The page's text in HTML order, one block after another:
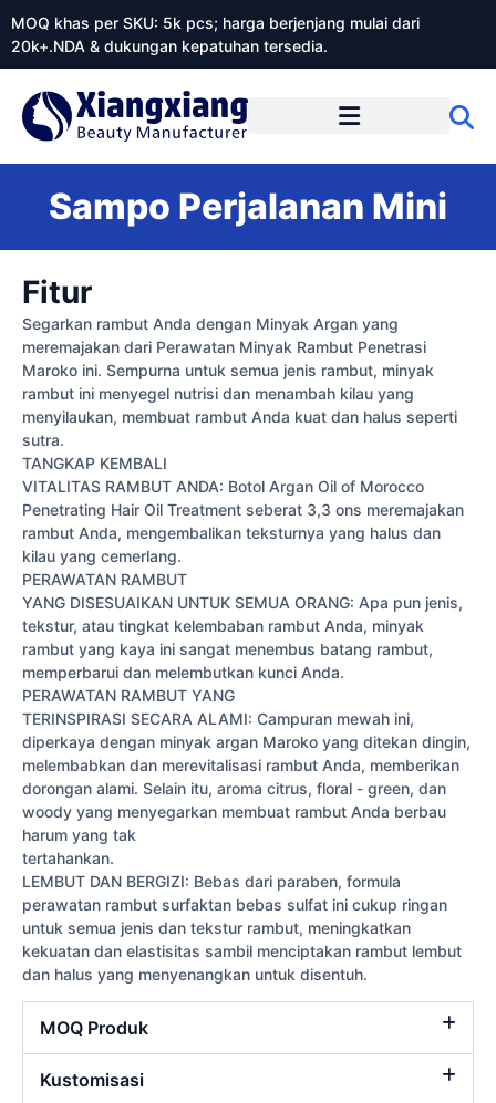
MOQ khas per SKU: 5k pcs; harga berjenjang mulai dari
20k+.NDA & dukungan kepatuhan tersedia.
Sampo Perjalanan Mini
Fitur
Segarkan rambut Anda dengan Minyak Argan yang
meremajakan dari Perawatan Minyak Rambut Penetrasi
Maroko ini. Sempurna untuk semua jenis rambut, minyak
rambut ini menyegel nutrisi dan menambah kilau yang
menyilaukan, membuat rambut Anda kuat dan halus seperti
sutra.
TANGKAP KEMBALI
VITALITAS RAMBUT ANDA: Botol Argan Oil of Morocco
Penetrating Hair Oil Treatment seberat 3,3 ons meremajakan
rambut Anda, mengembalikan teksturnya yang halus dan
kilau yang cemerlang.
PERAWATAN RAMBUT
YANG DISESUAIKAN UNTUK SEMUA ORANG: Apa pun jenis,
tekstur, atau tingkat kelembaban rambut Anda, minyak
rambut yang kaya ini sangat menembus batang rambut,
memperbarui dan melembutkan kunci Anda.
PERAWATAN RAMBUT YANG
TERINSPIRASI SECARA ALAMI: Campuran mewah ini,
diperkaya dengan minyak argan Maroko yang ditekan dingin,
melembabkan dan merevitalisasi rambut Anda, memberikan
dorongan alami. Selain itu, aroma citrus, floral - green, dan
woody yang menyegarkan membuat rambut Anda berbau
harum yang tak
tertahankan.
LEMBUT DAN BERGIZI: Bebas dari paraben, formula
perawatan rambut surfaktan bebas sulfat ini cukup ringan
untuk semua jenis dan tekstur rambut, meningkatkan
kekuatan dan elastisitas sambil menciptakan rambut lembut
dan halus yang menyenangkan untuk disentuh.
MOQ Produk
Kustomisasi